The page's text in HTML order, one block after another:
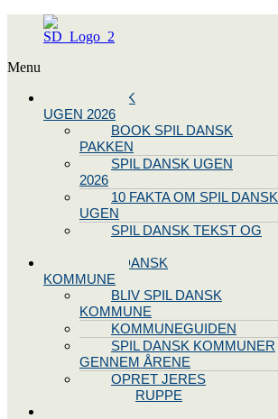
Menu
SPIL DANSK
UGEN 2026
BOOK SPIL DANSK
PAKKEN
SPIL DANSK UGEN
2026
10 FAKTA OM SPIL DANSK
UGEN
SPIL DANSK TEKST OG
BLIV SPIL DANSK
KOMMUNE
BLIV SPIL DANSK
KOMMUNE
KOMMUNEGUIDEN
SPIL DANSK KOMMUNER
GENNEM ÅRENE
OPRET JERES
STYREGRUPPE